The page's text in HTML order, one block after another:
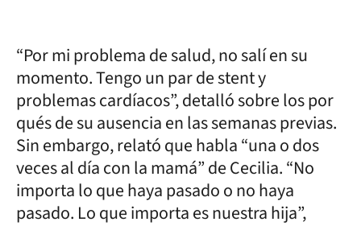
“Por mi problema de salud, no salí en su
momento. Tengo un par de stent y
problemas cardíacos”, detalló sobre los por
qués de su ausencia en las semanas previas.
Sin embargo, relató que habla “una o dos
veces al día con la mamá” de Cecilia. “No
importa lo que haya pasado o no haya
pasado. Lo que importa es nuestra hija”,